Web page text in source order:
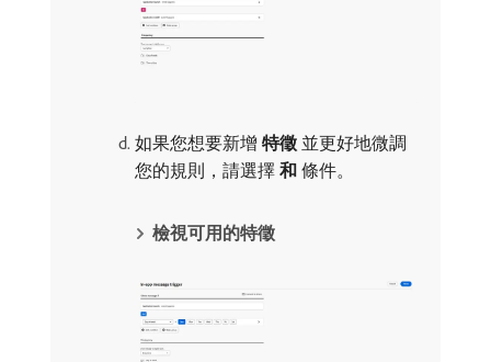
如果您想要新增​ 特徵 ​並更好地微調
您的規則，請選擇​ 和 ​條件。
檢視可用的特徵